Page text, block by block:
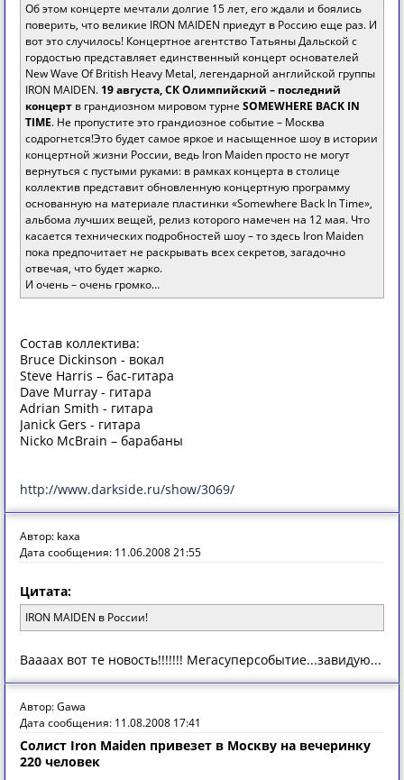
Об этом концерте мечтали долгие 15 лет, его ждали и боялись
поверить, что великие IRON MAIDEN приедут в Россию еще раз. И
вот это случилось! Концертное агентство Татьяны Дальской с
гордостью представляет единственный концерт основателей
New Wave Of British Heavy Metal, легендарной английской группы
IRON MAIDEN. 19 августа, СК Олимпийский – последний
концерт в грандиозном мировом турне SOMEWHERE BACK IN
TIME. Не пропустите это грандиозное событие – Москва
содрогнется!Это будет самое яркое и насыщенное шоу в истории
концертной жизни России, ведь Iron Maiden просто не могут
вернуться с пустыми руками: в рамках концерта в столице
коллектив представит обновленную концертную программу
основанную на материале пластинки «Somewhere Back In Time»,
альбома лучших вещей, релиз которого намечен на 12 мая. Что
касается технических подробностей шоу – то здесь Iron Maiden
пока предпочитает не раскрывать всех секретов, загадочно
отвечая, что будет жарко.
И очень – очень громко…
Состав коллектива:
Bruce Dickinson - вокал
Steve Harris – бас-гитара
Dave Murray - гитара
Adrian Smith - гитара
Janick Gers - гитара
Nicko McBrain – барабаны
http://www.darkside.ru/show/3069/
Автор: kaxa
Дата сообщения: 11.06.2008 21:55
Цитата:
IRON MAIDEN в России!
Ваааах вот те новость!!!!!!! Мегасуперсобытие...завидую...
Автор: Gawa
Дата сообщения: 11.08.2008 17:41
Солист Iron Maiden привезет в Москву на вечеринку
220 человек